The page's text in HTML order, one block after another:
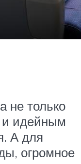
не только
идейным
А для
огромное